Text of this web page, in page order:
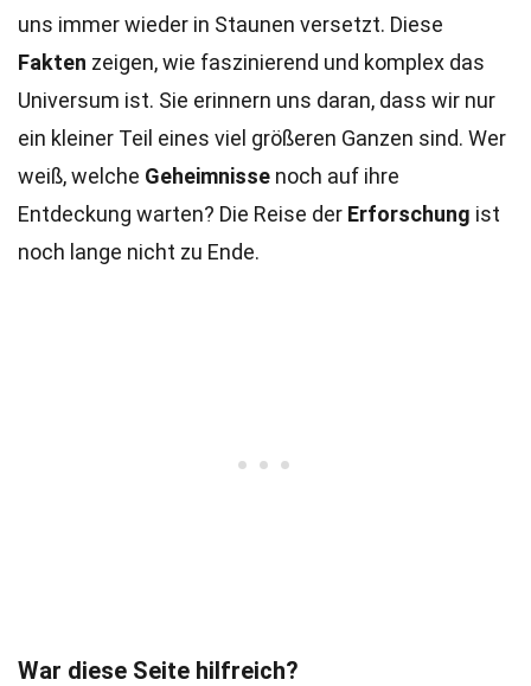
uns immer wieder in Staunen versetzt. Diese
Fakten zeigen, wie faszinierend und komplex das
Universum ist. Sie erinnern uns daran, dass wir nur
ein kleiner Teil eines viel größeren Ganzen sind. Wer
weiß, welche Geheimnisse noch auf ihre
Entdeckung warten? Die Reise der Erforschung ist
noch lange nicht zu Ende.
War diese Seite hilfreich?